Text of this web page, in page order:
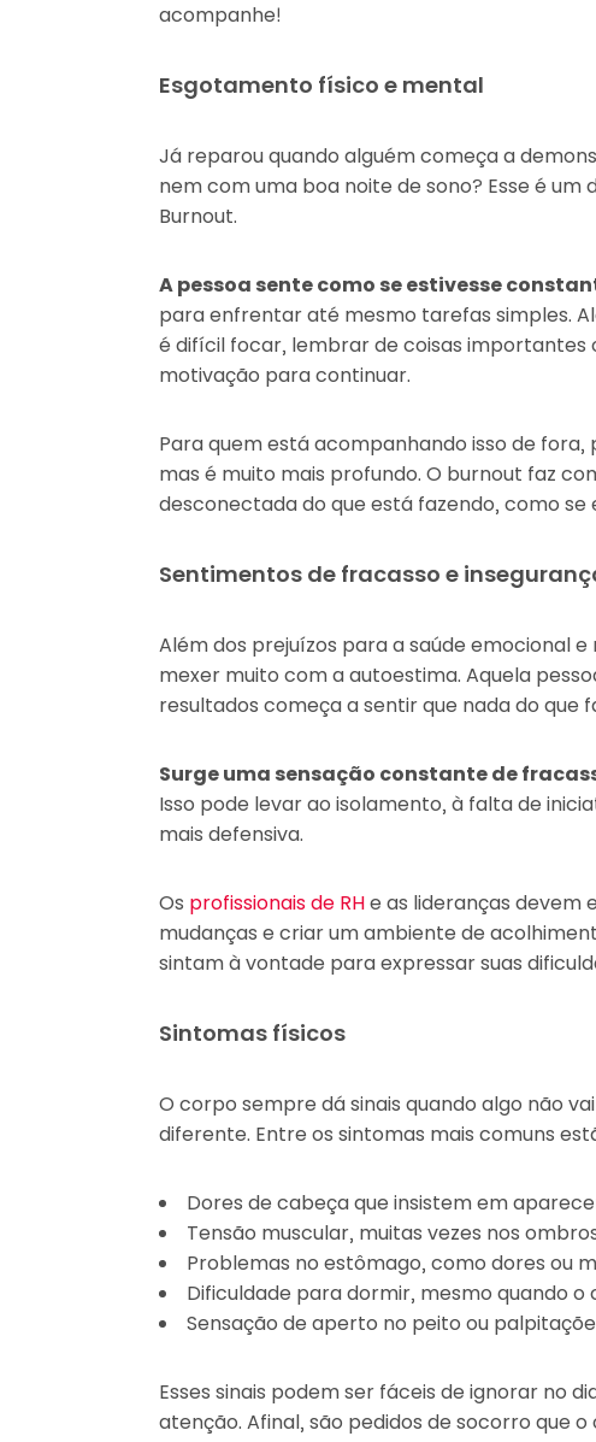
acompanhe!
Esgotamento físico e mental
Já reparou quando alguém começa a
nem com uma boa noite de sono? Esse é um
Burnout.
A pessoa sente como se estivesse
para enfrentar até mesmo tarefas simples.
é difícil focar, lembrar de coisas
motivação para continuar.
Para quem está acompanhando isso de
mas é muito mais profundo. O burnout faz
desconectada do que está fazendo, como
Sentimentos de fracasso e
Além dos prejuízos para a saúde emocional
mexer muito com a autoestima. Aquela
resultados começa a sentir que nada do que
Surge uma sensação constante de
Isso pode levar ao isolamento, à falta de
mais defensiva.
Os profissionais de RHe as lideranças devem
mudanças e criar um ambiente de
sintam à vontade para expressar suas
Sintomas físicos
O corpo sempre dá sinais quando algo não
diferente. Entre os sintomas mais comuns
Dores de cabeça que insistem em
Tensão muscular, muitas vezes nos
Problemas no estômago, como dores ou
Dificuldade para dormir, mesmo quando o
Sensação de aperto no peito ou
Esses sinais podem ser fáceis de ignorar no
atenção. Afinal, são pedidos de socorro que